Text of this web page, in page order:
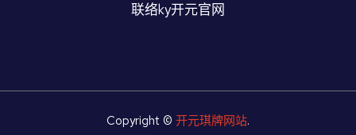
联络ky开元官网
Copyright © 开元琪牌网站.